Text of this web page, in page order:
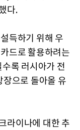
다.
득하기 위해 우
드로 활용하려는
록 러시아가 전
장으로 돌아올 유
라이나에 대한 추